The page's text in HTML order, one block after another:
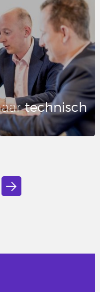
tech­nisch